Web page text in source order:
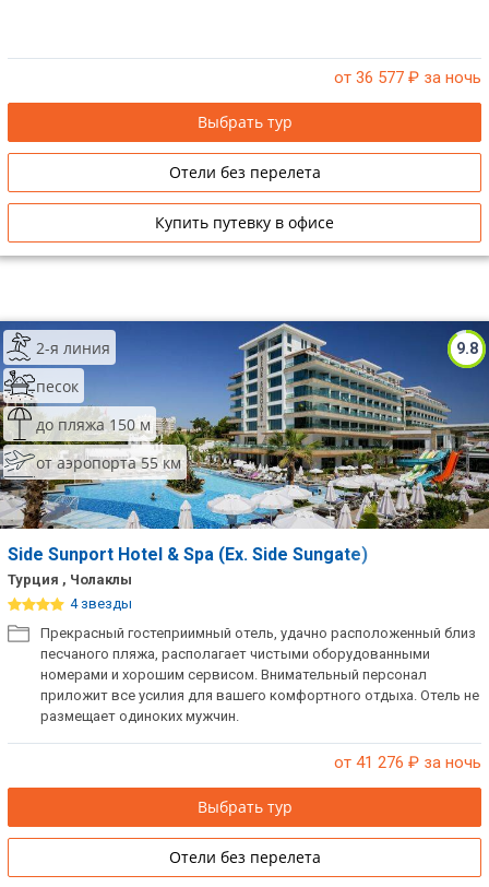
от 36 577 ₽ за ночь
Выбрать тур
Отели без перелета
Купить путевку в офисе
9.8
2-я линия
песок
до пляжа 150 м
от аэропорта 55 км
Side Sunport Hotel & Spa (Ex. Side Sungate)
Турция , Чолаклы
4 звезды
Прекрасный гостеприимный отель, удачно расположенный близ
песчаного пляжа, располагает чистыми оборудованными
номерами и хорошим сервисом. Внимательный персонал
приложит все усилия для вашего комфортного отдыха. Отель не
размещает одиноких мужчин.
от 41 276 ₽ за ночь
Выбрать тур
Отели без перелета